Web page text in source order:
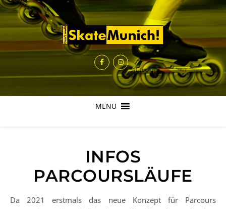
MENU
INFOS
PARCOURSLÄUFE
Da 2021 erstmals das neue Konzept für Parcours